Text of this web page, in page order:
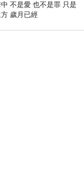
不是愛 也不是罪 只是
歲月已經